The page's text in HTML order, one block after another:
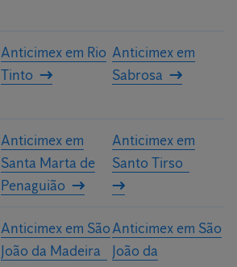
Anticimex em Rio
Tinto
Anticimex em
Sabrosa
Anticimex em
Santa Marta de
Penaguião
Anticimex em
Santo Tirso
Anticimex em São
João da Madeira
Anticimex em São
João da